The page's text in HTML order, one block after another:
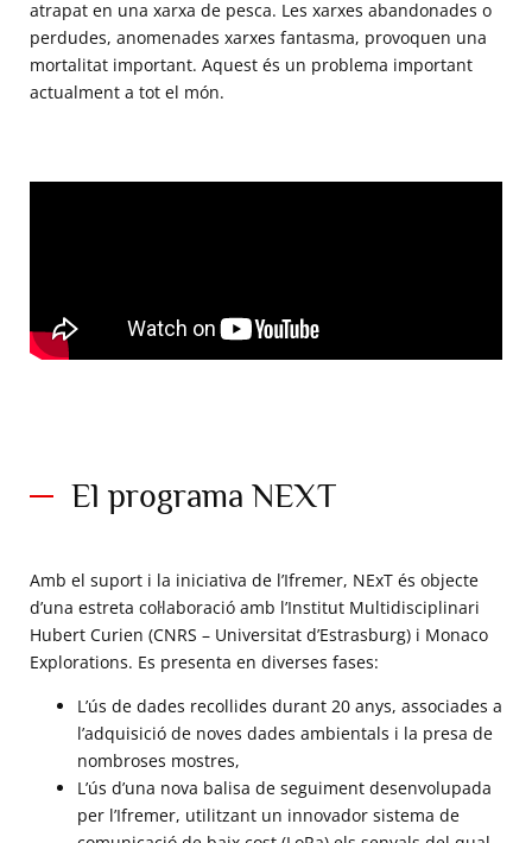
atrapat en una xarxa de pesca. Les xarxes abandonades o
perdudes, anomenades xarxes fantasma, provoquen una
mortalitat important. Aquest és un problema important
actualment a tot el món.
El programa NEXT
Amb el suport i la iniciativa de l’Ifremer, NExT és objecte
d’una estreta col·laboració amb l’Institut Multidisciplinari
Hubert Curien (CNRS – Universitat d’Estrasburg) i Monaco
Explorations. Es presenta en diverses fases:
L’ús de dades recollides durant 20 anys, associades a
l’adquisició de noves dades ambientals i la presa de
nombroses mostres,
L’ús d’una nova balisa de seguiment desenvolupada
per l’Ifremer, utilitzant un innovador sistema de